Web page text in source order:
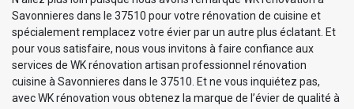
Savonnieres dans le 37510 pour votre rénovation de cuisine et
spécialement remplacez votre évier par un autre plus éclatant. Et
pour vous satisfaire, nous vous invitons à faire confiance aux
services de WK rénovation artisan professionnel rénovation
cuisine à Savonnieres dans le 37510. Et ne vous inquiétez pas,
avec WK rénovation vous obtenez la marque de l’évier de qualité à